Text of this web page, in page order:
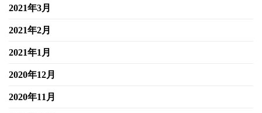
2021年3月
2021年2月
2021年1月
2020年12月
2020年11月